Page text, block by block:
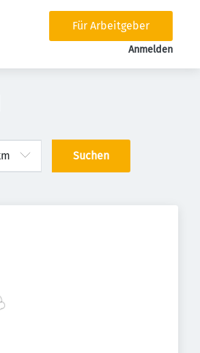
Für Arbeitgeber
Anmelden
Suchen